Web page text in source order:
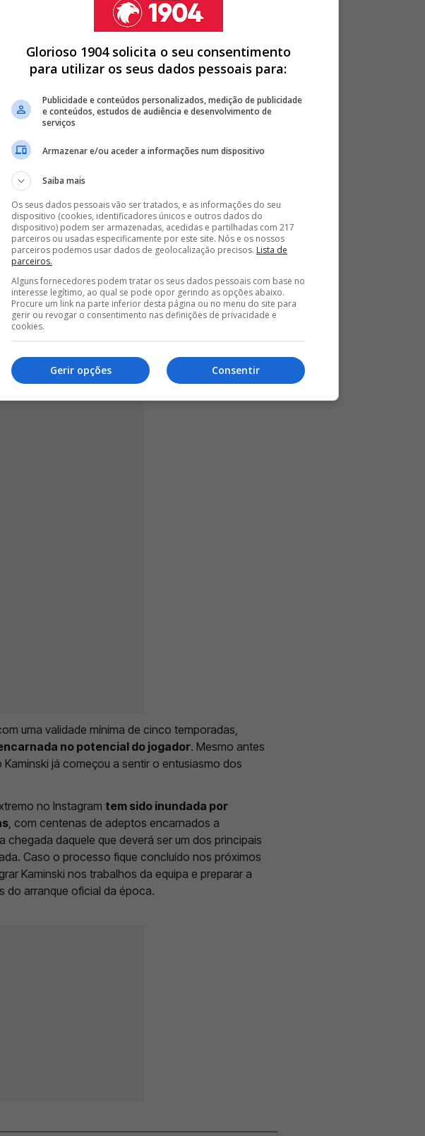
DE MÉDIO DO BENFICA QUE ESTÁ PRESTES A ASSINAR
PERTO DE ABANDONAR O FUTEBOL E RENDER-SE À...
KAMISNKI ESTÁ MESMO A CAMINHO DA LUZ
<
deverá cumprir o habitual protocolo antes da
os testes físicos e exames médicos, seguindo-
a assinatura do contrato na presença do
uma validade mínima de cinco temporadas,
no potencial do jogador. Mesmo antes
já começou a sentir o entusiasmo dos
no Instagram tem sido inundada por
, com centenas de adeptos encarnados a
daquele que deverá ser um dos principais
Caso o processo fique concluído nos próximos
Kaminski nos trabalhos da equipa e preparar a
do arranque oficial da época.
Glorioso 1904 solicita o seu consentimento
para utilizar os seus dados pessoais para:
Publicidade e conteúdos personalizados, medição de publicidade
e conteúdos, estudos de audiência e desenvolvimento de
serviços
Armazenar e/ou aceder a informações num dispositivo
Saiba mais
Os seus dados pessoais vão ser tratados, e as informações do seu
dispositivo (cookies, identificadores únicos e outros dados do
dispositivo) podem ser armazenadas, acedidas e partilhadas com 217
parceiros ou usadas especificamente por este site. Nós e os nossos
parceiros podemos usar dados de geolocalização precisos. Lista de
parceiros.
Alguns fornecedores podem tratar os seus dados pessoais com base no
interesse legítimo, ao qual se pode opor gerindo as opções abaixo.
Procure um link na parte inferior desta página ou no menu do site para
gerir ou revogar o consentimento nas definições de privacidade e
cookies.
Consentir
Gerir opções